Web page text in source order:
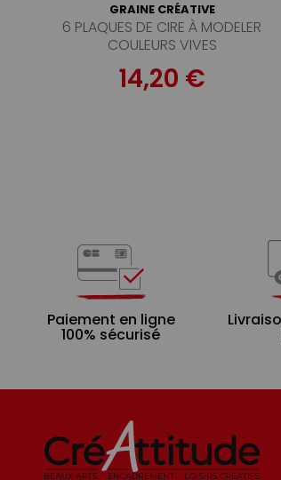
GRAINE CRÉATIVE
6 PLAQUES DE CIRE À MODELER
COULEURS VIVES
14,20 €
Paiement en ligne
100% sécurisé